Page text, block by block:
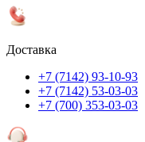
Доставка
+7 (7142) 93-10-93
+7 (7142) 53-03-03
+7 (700) 353-03-03